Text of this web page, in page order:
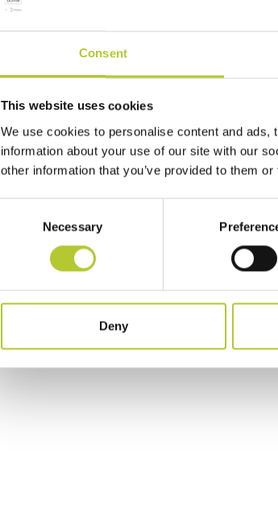
Consent
This website uses cookies
We use cookies to personalise content and
information about your use of our site with our
other information that you’ve provided to them
Necessary
Deny